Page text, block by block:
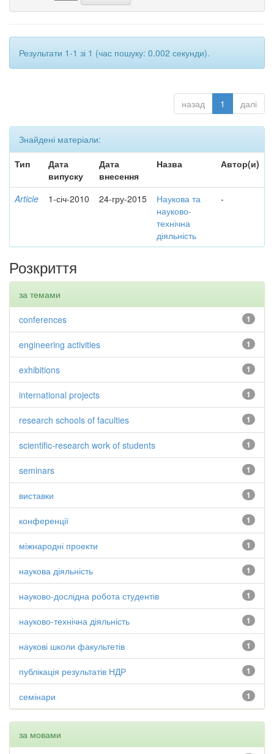
Результати 1-1 зі 1 (час пошуку: 0.002 секунди).
назад 1 далі
Знайдені матеріали:
Тип
Дата
випуску
Дата
внесення
Назва Автор(и)
Article 1-січ-2010 24-гру-2015
Наукова та
науково-
технічна
діяльність
-
Розкриття
за темами
1
conferences
1
engineering activities
1
exhibitions
1
international projects
1
research schools of faculties
1
scientific-research work of students
1
seminars
1
виставки
1
конференції
1
міжнародні проекти
1
наукова діяльність
1
науково-дослідна робота студентів
1
науково-технічна діяльність
1
наукові школи факультетів
1
публікація результатів НДР
1
семінари
за мовами